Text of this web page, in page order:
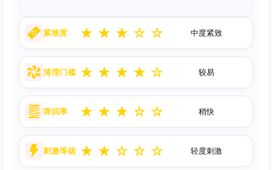
紧致度 ★ ★ ★ ☆ ☆ 中度紧致
清理门槛 ★ ★ ★ ★ ☆ 较易
弹回率 ★ ★ ★ ☆ ☆ 稍快
刺激等级 ★ ★ ☆ ☆ ☆ 轻度刺激